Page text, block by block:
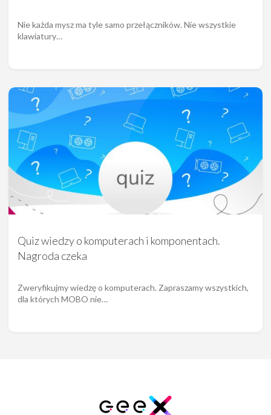
Nie każda mysz ma tyle samo przełączników. Nie wszystkie
klawiatury…
Quiz wiedzy o komputerach i komponentach.
Nagroda czeka
Zweryfikujmy wiedzę o komputerach. Zapraszamy wszystkich,
dla których MOBO nie…